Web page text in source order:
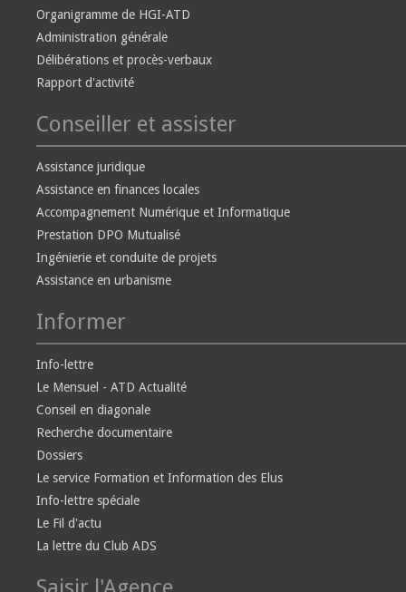
Organigramme de HGI-ATD
Administration générale
Délibérations et procès-verbaux
Rapport d'activité
Conseiller et assister
Assistance juridique
Assistance en finances locales
Accompagnement Numérique et Informatique
Prestation DPO Mutualisé
Ingénierie et conduite de projets
Assistance en urbanisme
Informer
Info-lettre
Le Mensuel - ATD Actualité
Conseil en diagonale
Recherche documentaire
Dossiers
Le service Formation et Information des Elus
Info-lettre spéciale
Le Fil d'actu
La lettre du Club ADS